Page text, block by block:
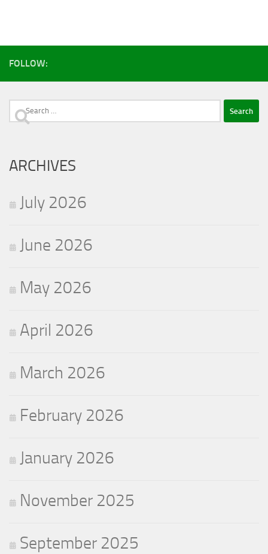
FOLLOW:
Search
ARCHIVES
July 2026
June 2026
May 2026
April 2026
March 2026
February 2026
January 2026
November 2025
September 2025